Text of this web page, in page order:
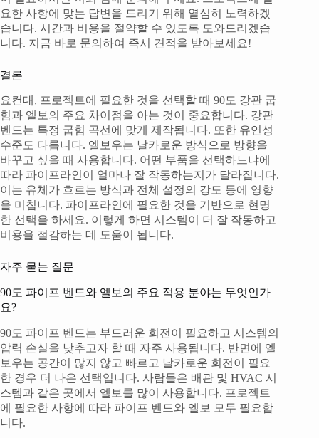
요한 사항에 맞는 답변을 드리기 위해 열심히 노력하겠
습니다. 시간과 비용을 절약할 수 있도록 도와드리겠습
니다. 지금 바로 문의하여 즉시 견적을 받아보세요!
결론
요컨대, 프로젝트에 필요한 것을 선택할 때 90도 강관 굽
힘과 엘보의 주요 차이점을 아는 것이 중요합니다. 강관
벤드는 특정 굽힘 곡선에 맞게 제작됩니다. 또한 유연성
수준도 다릅니다. 엘보우는 날카로운 방식으로 방향을
바꾸고 싶을 때 사용합니다. 어떤 부품을 선택하느냐에
따라 파이프라인이 얼마나 잘 작동하는지가 달라집니다.
이는 유체가 흐르는 방식과 전체 설정의 강도 등에 영향
을 미칩니다. 파이프라인에 필요한 것을 기반으로 현명
한 선택을 하세요. 이렇게 하면 시스템이 더 잘 작동하고
비용을 절감하는 데 도움이 됩니다.
자주 묻는 질문
90도 파이프 벤드와 엘보의 주요 적용 분야는 무엇인가
요?
90도 파이프 벤드는 부드러운 회전이 필요하고 시스템의
압력 손실을 낮추고자 할 때 자주 사용됩니다. 반면에 엘
보우는 공간이 많지 않고 빠르고 날카로운 회전이 필요
한 경우 더 나은 선택입니다. 사람들은 배관 및 HVAC 시
스템과 같은 곳에서 엘보를 많이 사용합니다. 프로젝트
에 필요한 사항에 따라 파이프 벤드와 엘보 모두 필요합
니다.